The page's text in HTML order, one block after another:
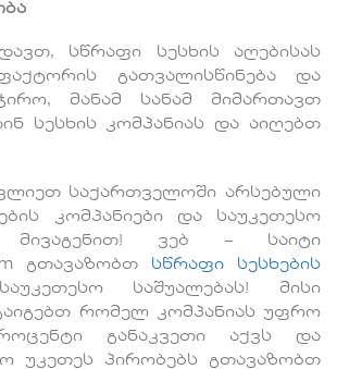
სწრაფი სესხის აღებისას
გათვალისწინება და
მანამ სანამ მიმართავთ
სესხის კომპანიას და აიღებთ
საქართველოში არსებული
კომპანიები და საუკეთესო
მივაგენით! ვებ – საიტი
გთავაზობთ სწრაფი სესხების
საშუალებას! მისი
რომელ კომპანიას უფრო
განაკვეთი აქვს და
უკეთეს პირობებს გთავაზობთ